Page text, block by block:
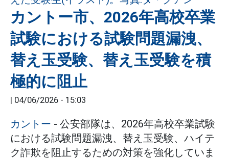
カントー市、2026年高校卒業
試験における試験問題漏洩、
替え玉受験、替え玉受験を積
極的に阻止
| 04/06/2026 - 15:03
カントー - 公安部隊は、2026年高校卒業試験
における試験問題漏洩、替え玉受験、ハイテ
ク詐欺を阻止するための対策を強化していま